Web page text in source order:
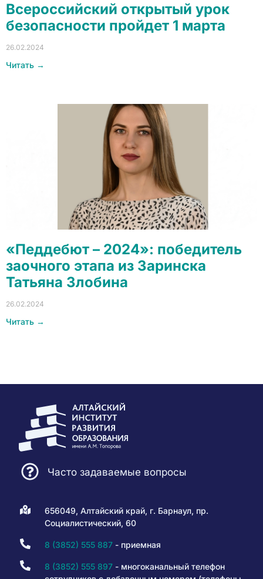
Всероссийский открытый урок
безопасности пройдет 1 марта
26.02.2024
Читать →
«Педдебют – 2024»: победитель
заочного этапа из Заринска
Татьяна Злобина
26.02.2024
Читать →
Часто задаваемые вопросы
656049, Алтайский край, г. Барнаул, пр.
Социалистический, 60
8 (3852) 555 887- приемная
8 (3852) 555 897- многоканальный телефон